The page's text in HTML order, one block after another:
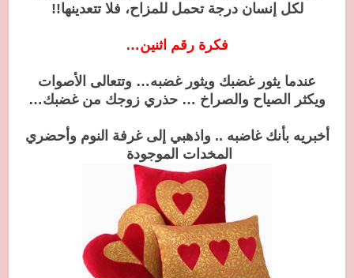
لكل إنسان درجة تحمل للمزاح، فلا تتعدينها!!
فكرة رقم اثنين…
عندما يثور غضبك ويثور غضبه… وتتعالى الأصوات
ويكثر الصياح والصراخ … حذري زوجك من غضبك…
أخبريه بأنك غاضبه .. واذهبي إلى غرفة النوم وأحضري
المخدات الموجودة